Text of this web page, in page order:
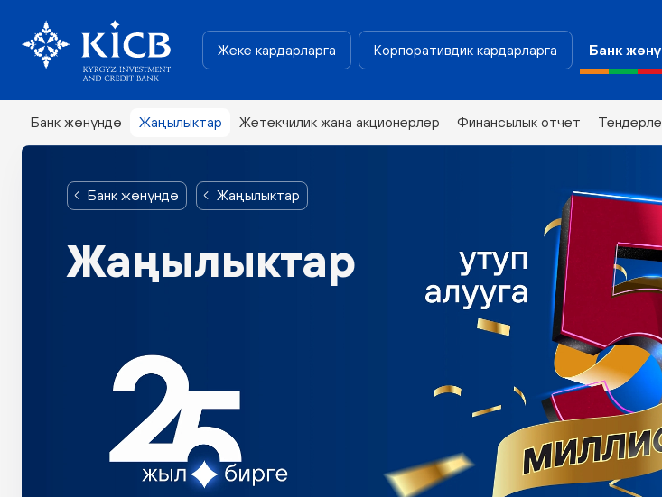
Жеке кардарларга Корпоративдик кардарларга Банк
Банк жөнүндө Жаңылыктар Жетекчилик жана акционерлер Финансылык отчет
Банк жөнүндө Жаңылыктар
Жаңылыктар